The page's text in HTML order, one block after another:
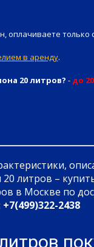
только
в аренду.
20 литров? - до
литров –
в Москве по
+7(499)322-2438